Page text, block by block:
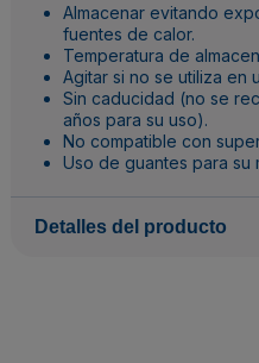
Almacenar evitando
fuentes de calor.
Temperatura de
Agitar si no se utiliza en
Sin caducidad (no se
años para su uso).
No compatible con
Uso de guantes para su
Detalles del producto